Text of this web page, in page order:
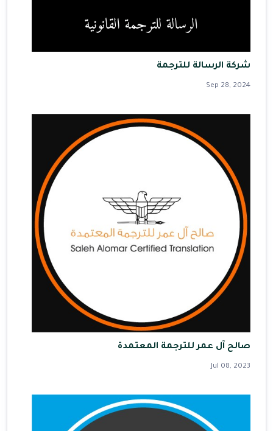
شركة الرسالة للترجمة
Sep 28, 2024
صالح آل عمر للترجمة المعتمدة
Jul 08, 2023